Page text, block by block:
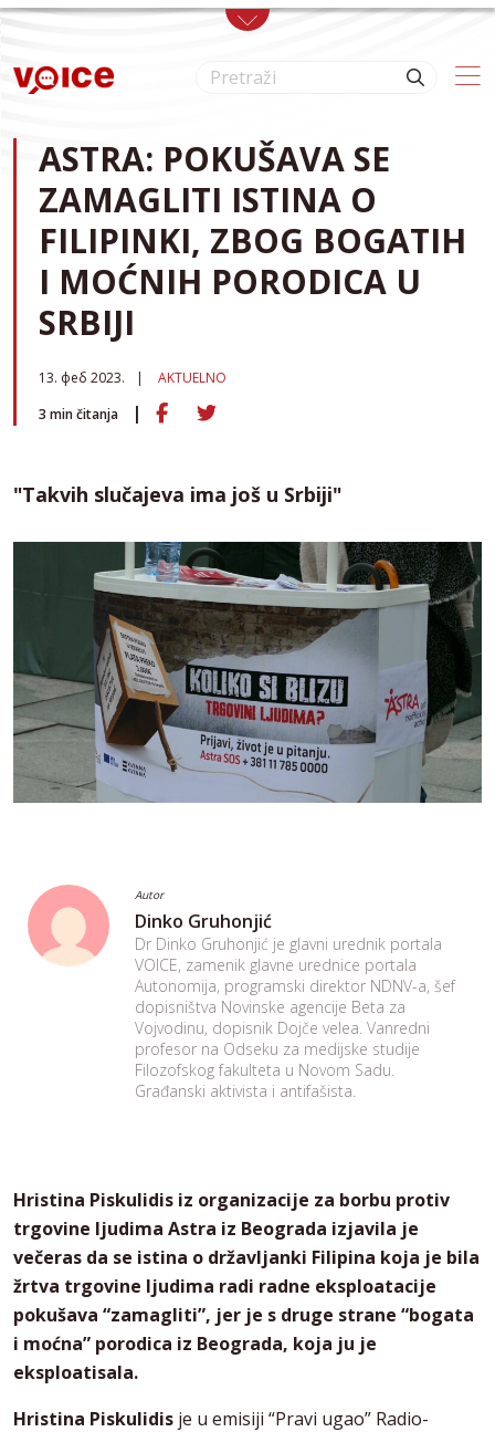
Skip to main content
ASTRA: POKUŠAVA SE
ZAMAGLITI ISTINA O
FILIPINKI, ZBOG BOGATIH
I MOĆNIH PORODICA U
SRBIJI
13. феб 2023.
AKTUELNO
3 min čitanja
"Takvih slučajeva ima još u Srbiji"
Autor
Dinko Gruhonjić
Dr Dinko Gruhonjić je glavni urednik portala
VOICE, zamenik glavne urednice portala
Autonomija, programski direktor NDNV-a, šef
dopisništva Novinske agencije Beta za
Vojvodinu, dopisnik Dojče velea. Vanredni
profesor na Odseku za medijske studije
Filozofskog fakulteta u Novom Sadu.
Građanski aktivista i antifašista.
Hristina Piskulidis iz organizacije za borbu protiv
trgovine ljudima Astra iz Beograda izjavila je
večeras da se istina o državljanki Filipina koja je bila
žrtva trgovine ljudima radi radne eksploatacije
pokušava “zamagliti”, jer je s druge strane “bogata
i moćna” porodica iz Beograda, koja ju je
eksploatisala.
Hristina Piskulidis je u emisiji “Pravi ugao” Radio-